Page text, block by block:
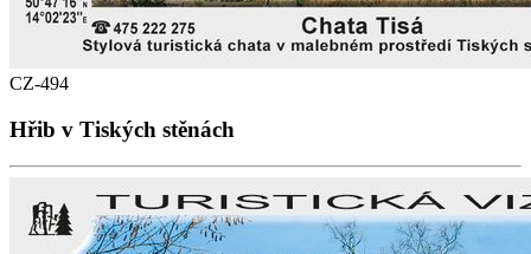
CZ-494
Hřib v Tiských stěnách